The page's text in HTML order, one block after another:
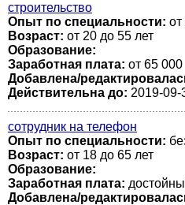
строительство
Опыт по специальности: от
Возраст: от 20 до 55 лет
Образование:
Заработная плата: от 65 000
Добавлена/
Действительна до: 2019-09-
сотрудник на телефон
Опыт по специальности:
Возраст: от 18 до 65 лет
Образование:
Заработная плата:
Добавлена/